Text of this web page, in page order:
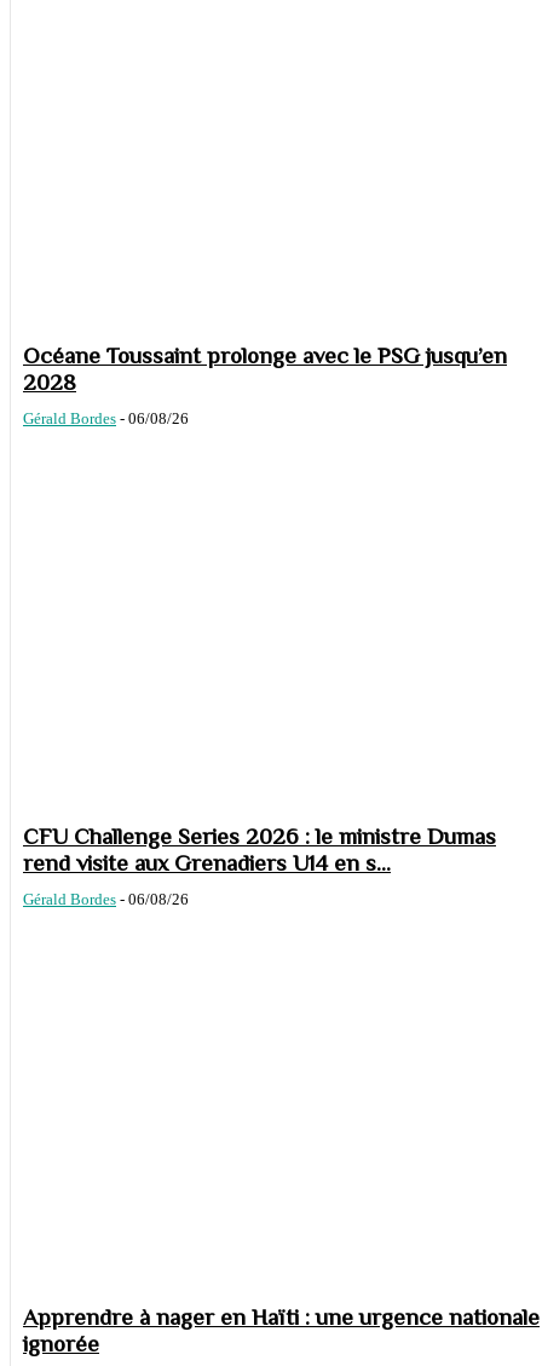
Océane Toussaint prolonge avec le PSG jusqu’en
2028
Gérald Bordes - 06/08/26
CFU Challenge Series 2026 : le ministre Dumas
rend visite aux Grenadiers U14 en s...
Gérald Bordes - 06/08/26
Apprendre à nager en Haïti : une urgence nationale
ignorée